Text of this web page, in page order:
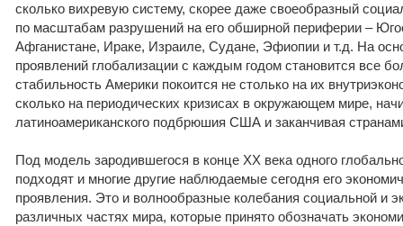
сколько вихревую систему, скорее даже своеобразный
по масштабам разрушений на его обширной периферии –
Афганистане, Ираке, Израиле, Судане, Эфиопии и т.д. На
проявлений глобализации с каждым годом становится все
стабильность Америки покоится не столько на их
сколько на периодических кризисах в окружающем мире,
латиноамериканского подбрюшия США и заканчивая
Под модель зародившегося в конце XX века одного
подходят и многие другие наблюдаемые сегодня его
проявления. Это и волнообразные колебания социальной и
различных частях мира, которые принято обозначать